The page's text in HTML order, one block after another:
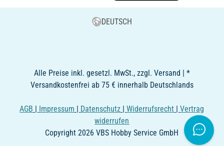
DEUTSCH
Alle Preise inkl. gesetzl. MwSt., zzgl. Versand | *
Versandkostenfrei ab 75 € innerhalb Deutschlands
AGB | Impressum | Datenschutz |Widerrufsrecht |Vertrag
widerrufen
Copyright 2026 VBS Hobby Service GmbH